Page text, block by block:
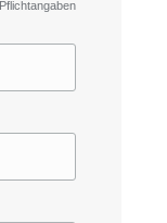
Pflichtangaben